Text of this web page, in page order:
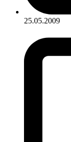
25.05.2009